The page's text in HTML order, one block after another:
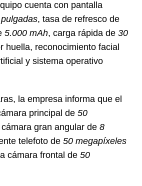
cuenta con pantalla
, tasa de refresco de
5.000 mAh, carga rápida de 30
huella, reconocimiento facial
y sistema operativo
la empresa informa que el
principal de 50
gran angular de 8
telefoto de 50 megapíxeles
cámara frontal de 50